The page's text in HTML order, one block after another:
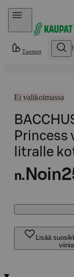
Hyppää sisältöön
Tuotteet
Ei valikoimassa
Princess
litralle
n. Noin
Lisää